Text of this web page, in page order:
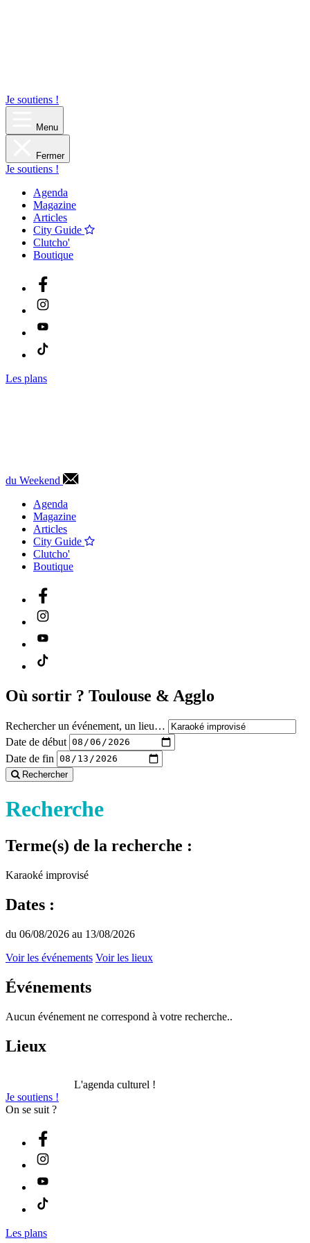
Je soutiens !
Menu
Fermer
Je soutiens !
Agenda
Magazine
Articles
City Guide
Clutcho'
Boutique
Les plans
du Weekend
Agenda
Magazine
Articles
City Guide
Clutcho'
Boutique
Où sortir ? Toulouse & Agglo
Rechercher un événement, un lieu…
Date de début
Date de fin
Rechercher
Recherche
Terme(s) de la recherche :
Karaoké improvisé
Dates :
du 06/08/2026 au 13/08/2026
Voir les événements Voir les lieux
Événements
Aucun événement ne correspond à votre recherche..
Lieux
L'agenda culturel !
Je soutiens !
On se suit ?
Les plans